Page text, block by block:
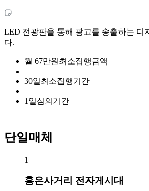
LED 전광판을 통해 광고를 송출하는 디
다.
월 67만원 최소집행금액
30일최소집행기간
1 일심의기간
단일매체
1
홍은사거리 전자게시대